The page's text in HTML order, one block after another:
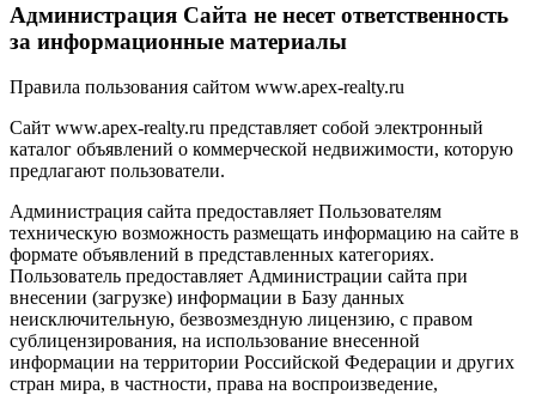
Администрация Сайта не несет ответственность
за информационные материалы
Правила пользования сайтом www.apex-realty.ru
Сайт www.apex-realty.ru представляет собой электронный
каталог объявлений о коммерческой недвижимости, которую
предлагают пользователи.
Администрация сайта предоставляет Пользователям
техническую возможность размещать информацию на сайте в
формате объявлений в представленных категориях.
Пользователь предоставляет Администрации сайта при
внесении (загрузке) информации в Базу данных
неисключительную, безвозмездную лицензию, с правом
сублицензирования, на использование внесенной
информации на территории Российской Федерации и других
стран мира, в частности, права на воспроизведение,